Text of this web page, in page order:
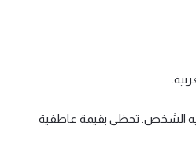
فيه الشخص. تحظى بقيمة عاطفية